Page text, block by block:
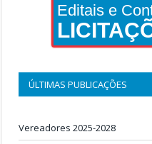
Editais e
ÚLTIMAS PUBLICAÇÕES
Vereadores 2025-2028